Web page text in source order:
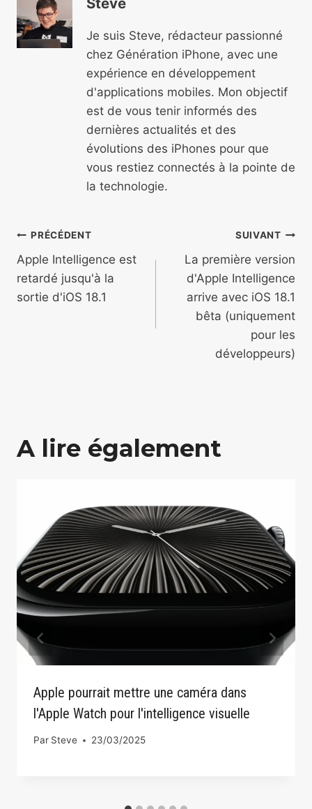
Je suis Steve, rédacteur passionné
chez Génération iPhone, avec une
expérience en développement
d'applications mobiles. Mon objectif
est de vous tenir informés des
dernières actualités et des
évolutions des iPhones pour que
vous restiez connectés à la pointe de
la technologie.
Navigation
de
l’article
PRÉCÉDENT
Apple Intelligence est
retardé jusqu'à la
sortie d'iOS 18.1
SUIVANT
La première version
d'Apple Intelligence
arrive avec iOS 18.1
bêta (uniquement
pour les
développeurs)
A lire également
Apple pourrait mettre une caméra dans
l'Apple Watch pour l'intelligence visuelle
Par Steve 23/03/2025